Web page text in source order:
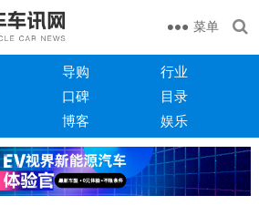
菜单
导购
行业
口碑
目录
博客 娱乐